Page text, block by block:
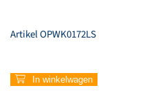
ArtikelOPWK0172LS
172
–
In winkelwagen